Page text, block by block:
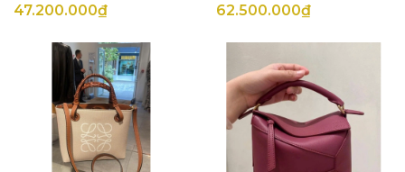
47.200.000₫ 62.500.000₫